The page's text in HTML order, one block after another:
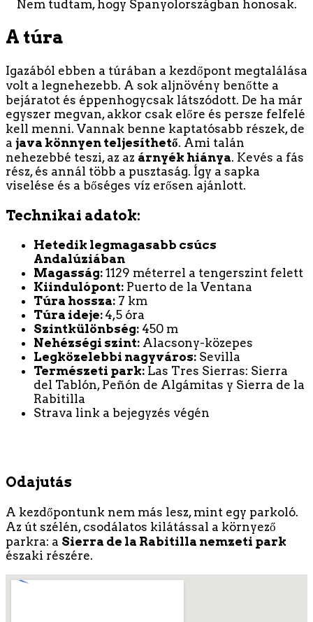
Nem tudtam, hogy Spanyolországban honosak.
A túra
Igazából ebben a túrában a kezdőpont megtalálása
volt a legnehezebb. A sok aljnövény benőtte a
bejáratot és éppenhogycsak látszódott. De ha már
egyszer megvan, akkor csak előre és persze felfelé
kell menni. Vannak benne kaptatósabb részek, de
a java könnyen teljesíthető. Ami talán
nehezebbé teszi, az az árnyék hiánya. Kevés a fás
rész, és annál több a pusztaság. Így a sapka
viselése és a bőséges víz erősen ajánlott.
Technikai adatok:
Hetedik legmagasabb csúcs
Andalúziában
Magasság: 1129 méterrel a tengerszint felett
Kiindulópont: Puerto de la Ventana
Túra hossza: 7 km
Túra ideje: 4,5 óra
Szintkülönbség: 450 m
Nehézségi szint: Alacsony-közepes
Legközelebbi nagyváros: Sevilla
Természeti park: Las Tres Sierras: Sierra
del Tablón, Peñón de Algámitas y Sierra de la
Rabitilla
Strava link a bejegyzés végén
Odajutás
A kezdőpontunk nem más lesz, mint egy parkoló.
Az út szélén, csodálatos kilátással a környező
parkra: a Sierra de la Rabitilla nemzeti park
északi részére.